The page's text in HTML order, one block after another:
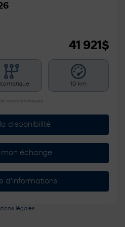
41 921$
10 km
caractéristiques
disponibilité
mon échange
d'informations
légales